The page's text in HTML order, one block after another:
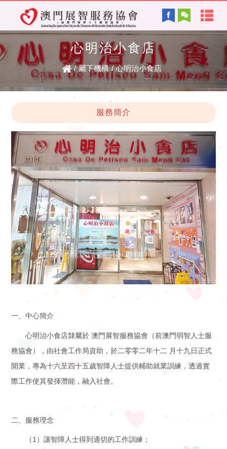
首
關
們
協會背景及方針
服務內容
智障的認識
電子讀物
協
會
資
訊
最新資訊
復康資訊
活
展
活動花絮
活動預告
影
集
啟智學校
English
心明治小食店
/ 屬下機構 / 心明治小食店
服務簡介
一、中心簡介
心明治小食店隸屬於 澳門展智服務協會（前澳門弱智人士服
務協會），由社會工作局資助，於二零零二年十二 月十九日正式
開業，專為十六至四十五歲智障人士提供輔助就業訓練，透過實
際工作使其發揮潛能，融入社會。
二、服務理念
（1）讓智障人士得到適切的工作訓練；